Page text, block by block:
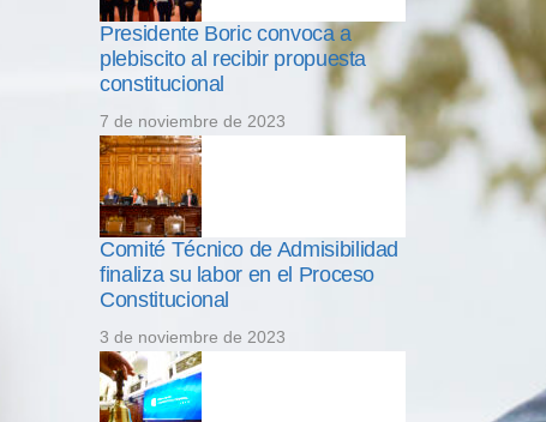
Presidente Boric convoca a
plebiscito al recibir propuesta
constitucional
7 de noviembre de 2023
Comité Técnico de Admisibilidad
finaliza su labor en el Proceso
Constitucional
3 de noviembre de 2023